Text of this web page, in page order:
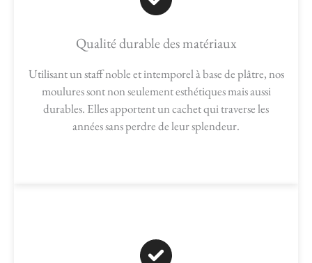
Qualité durable des matériaux
Utilisant un staff noble et intemporel à base de plâtre, nos
moulures sont non seulement esthétiques mais aussi
durables. Elles apportent un cachet qui traverse les
années sans perdre de leur splendeur.